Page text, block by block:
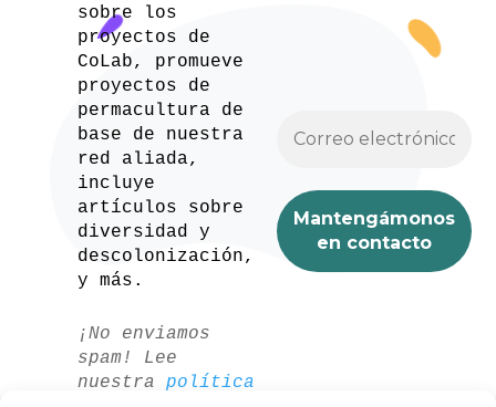
sobre los
proyectos de
CoLab, promueve
proyectos de
permacultura de
base de nuestra
red aliada,
incluye
artículos sobre
diversidad y
descolonización,
y más.
¡No enviamos
spam! Lee
nuestra política